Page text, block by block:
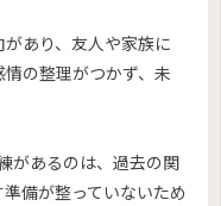
あり、友人や家族に
の整理がつかず、未
があるのは、過去の関
備が整っていないため